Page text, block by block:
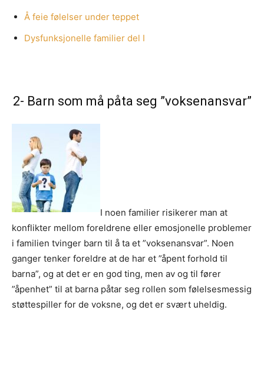
Å feie følelser under teppet
Dysfunksjonelle familier del I
2- Barn som må påta seg ”voksenansvar”
I noen familier risikerer man at
konflikter mellom foreldrene eller emosjonelle problemer
i familien tvinger barn til å ta et ”voksenansvar”. Noen
ganger tenker foreldre at de har et ”åpent forhold til
barna”, og at det er en god ting, men av og til fører
”åpenhet” til at barna påtar seg rollen som følelsesmessig
støttespiller for de voksne, og det er svært uheldig.